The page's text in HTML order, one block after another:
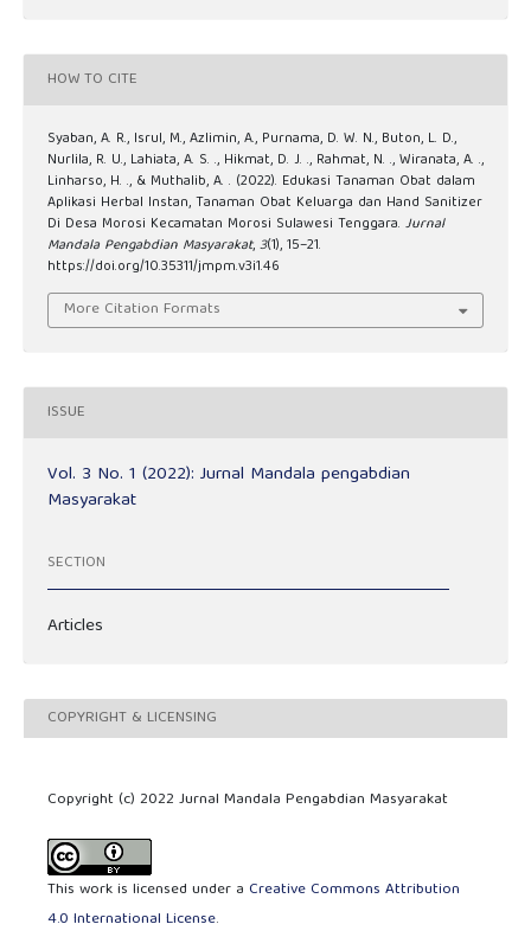
HOW TO CITE
Syaban, A. R., Isrul, M., Azlimin, A., Purnama, D. W. N., Buton, L. D.,
Nurlila, R. U., Lahiata, A. S. ., Hikmat, D. J. ., Rahmat, N. ., Wiranata, A. .,
Linharso, H. ., & Muthalib, A. . (2022). Edukasi Tanaman Obat dalam
Aplikasi Herbal Instan, Tanaman Obat Keluarga dan Hand Sanitizer
Di Desa Morosi Kecamatan Morosi Sulawesi Tenggara. Jurnal
Mandala Pengabdian Masyarakat,3(1), 15–21.
https://doi.org/10.35311/jmpm.v3i1.46
More Citation Formats
ISSUE
Vol. 3 No. 1 (2022): Jurnal Mandala pengabdian
Masyarakat
SECTION
Articles
COPYRIGHT & LICENSING
Copyright (c) 2022 Jurnal Mandala Pengabdian Masyarakat
This work is licensed under a Creative Commons Attribution
4.0 International License.